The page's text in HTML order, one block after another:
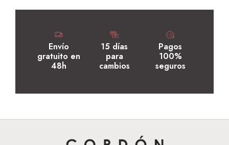
Envío
gratuito en
48h
15 días
para
cambios
Pagos
100%
seguros